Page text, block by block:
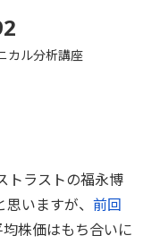
カル分析講座
トラストの福永博
いますが、 前回
株価はもち合いに